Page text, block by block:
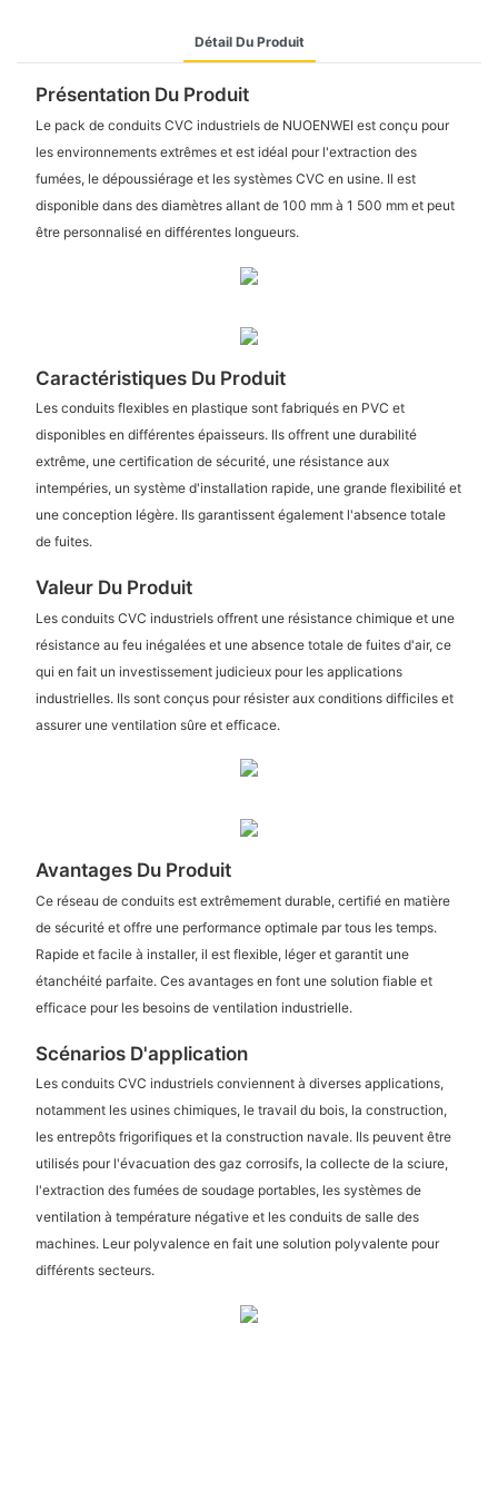
Détail Du Produit
Présentation Du Produit
Le pack de conduits CVC industriels de NUOENWEI est conçu pour
les environnements extrêmes et est idéal pour l'extraction des
fumées, le dépoussiérage et les systèmes CVC en usine. Il est
disponible dans des diamètres allant de 100 mm à 1 500 mm et peut
être personnalisé en différentes longueurs.
Caractéristiques Du Produit
Les conduits flexibles en plastique sont fabriqués en PVC et
disponibles en différentes épaisseurs. Ils offrent une durabilité
extrême, une certification de sécurité, une résistance aux
intempéries, un système d'installation rapide, une grande flexibilité et
une conception légère. Ils garantissent également l'absence totale
de fuites.
Valeur Du Produit
Les conduits CVC industriels offrent une résistance chimique et une
résistance au feu inégalées et une absence totale de fuites d'air, ce
qui en fait un investissement judicieux pour les applications
industrielles. Ils sont conçus pour résister aux conditions difficiles et
assurer une ventilation sûre et efficace.
Avantages Du Produit
Ce réseau de conduits est extrêmement durable, certifié en matière
de sécurité et offre une performance optimale par tous les temps.
Rapide et facile à installer, il est flexible, léger et garantit une
étanchéité parfaite. Ces avantages en font une solution fiable et
efficace pour les besoins de ventilation industrielle.
Scénarios D'application
Les conduits CVC industriels conviennent à diverses applications,
notamment les usines chimiques, le travail du bois, la construction,
les entrepôts frigorifiques et la construction navale. Ils peuvent être
utilisés pour l'évacuation des gaz corrosifs, la collecte de la sciure,
l'extraction des fumées de soudage portables, les systèmes de
ventilation à température négative et les conduits de salle des
machines. Leur polyvalence en fait une solution polyvalente pour
différents secteurs.